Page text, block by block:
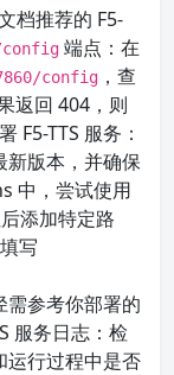
档推荐的 F5-
端点：在
config ，查
返回 404，则
F5-TTS 服务：
新版本，并确保
中，尝试使用
添加特定路
写
需参考你部署的
服务日志：检
运行过程中是否